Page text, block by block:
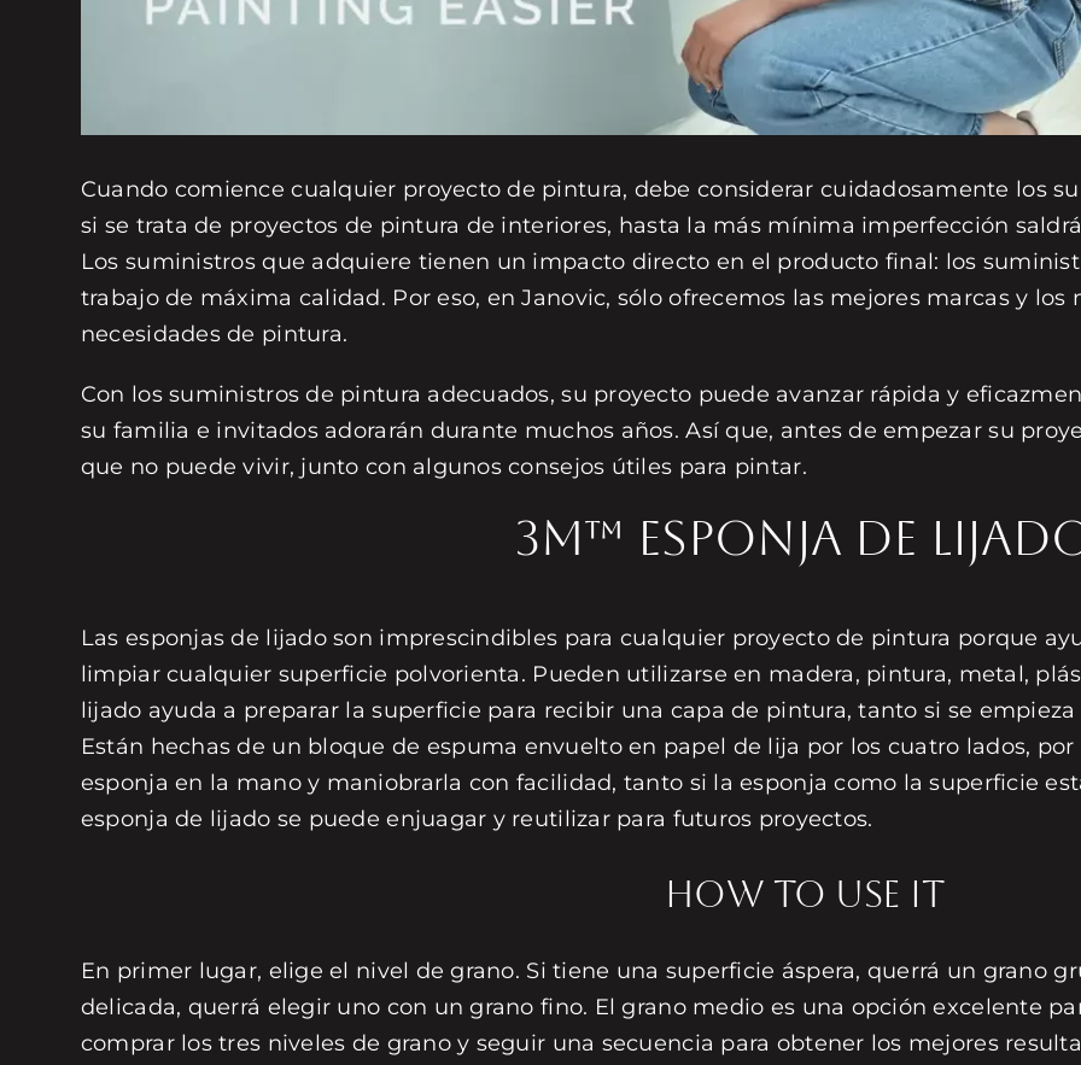
Cuando comience cualquier proyecto de pintura, debe considerar cuidadosamente los
si se trata de proyectos de pintura de interiores, hasta la más mínima imperfección
Los suministros que adquiere tienen un impacto directo en el producto final: los
trabajo de máxima calidad. Por eso, en Janovic, sólo ofrecemos las mejores marcas y los
necesidades de pintura.
Con los suministros de pintura adecuados, su proyecto puede avanzar rápida y
su familia e invitados adorarán durante muchos años. Así que, antes de empezar su
que no puede vivir, junto con algunos consejos útiles para pintar.
3M™ Esponja de
Las esponjas de lijado son imprescindibles para cualquier proyecto de pintura porque
limpiar cualquier superficie polvorienta. Pueden utilizarse en madera, pintura, metal,
lijado ayuda a preparar la superficie para recibir una capa de pintura, tanto si se
Están hechas de un bloque de espuma envuelto en papel de lija por los cuatro lados,
esponja en la mano y maniobrarla con facilidad, tanto si la esponja como la superficie
esponja de lijado se puede enjuagar y reutilizar para futuros proyectos.
HOW TO USE IT
En primer lugar, elige el nivel de grano. Si tiene una superficie áspera, querrá un grano
delicada, querrá elegir uno con un grano fino. El grano medio es una opción excelente
comprar los tres niveles de grano y seguir una secuencia para obtener los mejores